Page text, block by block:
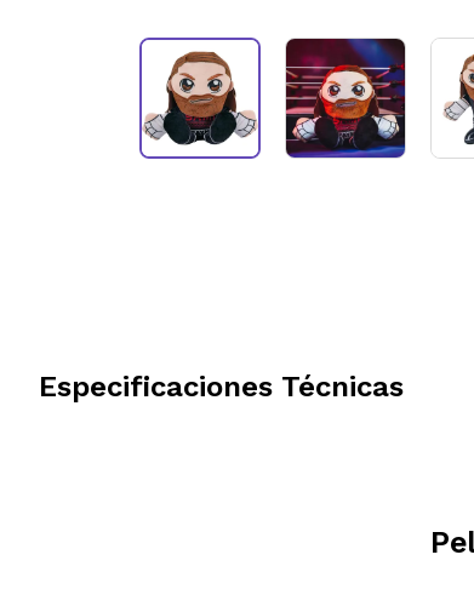
Especificaciones Técnicas